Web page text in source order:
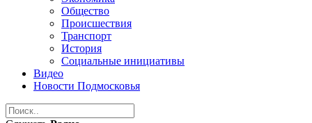
Общество
Происшествия
Транспорт
История
Социальные инициативы
Видео
Новости Подмосковья